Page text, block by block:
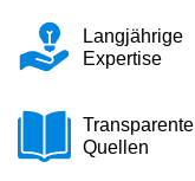
Langjährige
Expertise
Transparente
Quellen